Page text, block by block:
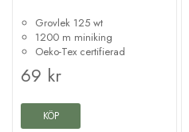
Grovlek 125 wt
1200 m miniking
Oeko-Tex certifierad
69 kr
KÖP